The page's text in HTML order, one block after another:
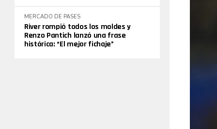
MERCADO DE PASES
River rompió todos los moldes y
Renzo Pantich lanzó una frase
histórica: “El mejor fichaje”